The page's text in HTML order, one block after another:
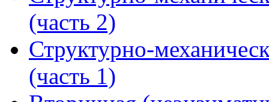
(часть 2)
Структурно-
(часть 1)